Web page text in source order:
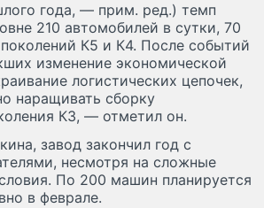
года, — прим. ред.) темп
210 автомобилей в сутки, 70
К5 и К4. После событий
изменение экономической
логистических цепочек,
наращивать сборку
К3, — отметил он.
завод закончил год с
несмотря на сложные
По 200 машин планируется
в феврале.